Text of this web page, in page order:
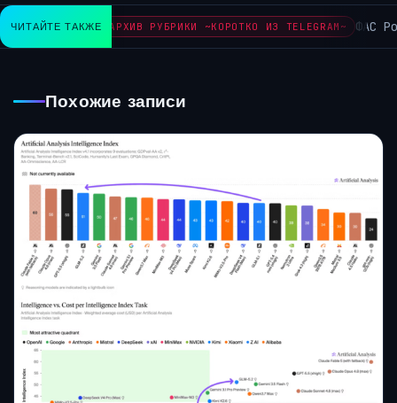
ЧИТАЙТЕ ТАКЖЕАРХИВ РУБРИКИ ~КОРОТКО ИЗ TELEGRAM~ ФАС
Похожие записи